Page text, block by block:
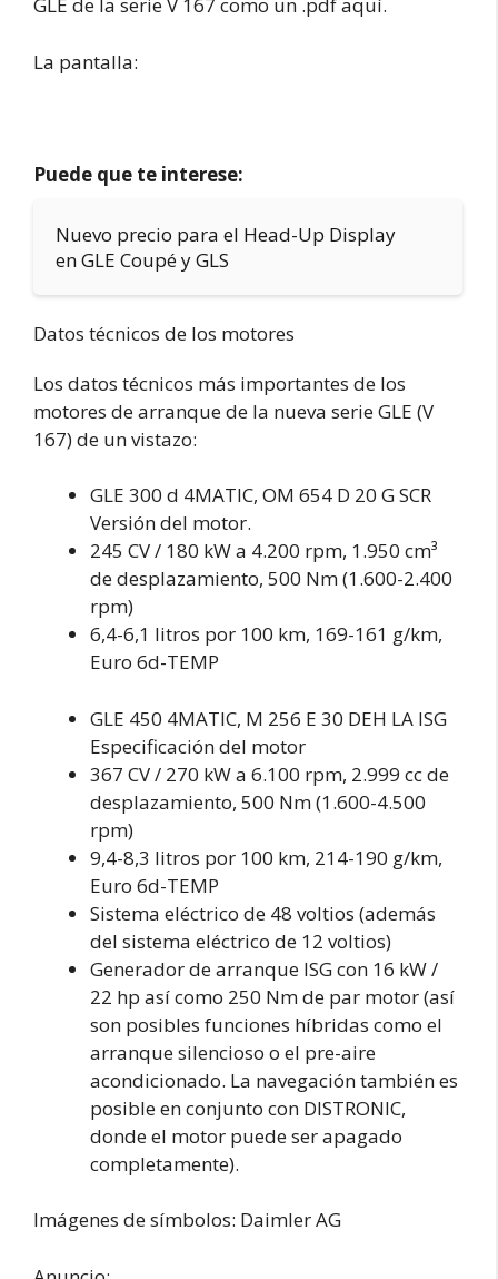
La pantalla:
Puede que te interese:
Nuevo precio para el Head-Up Display
en GLE Coupé y GLS
Datos técnicos de los motores
Los datos técnicos más importantes de los
motores de arranque de la nueva serie GLE (V
167) de un vistazo:
GLE 300 d 4MATIC, OM 654 D 20 G SCR
Versión del motor.
245 CV / 180 kW a 4.200 rpm, 1.950 cm³
de desplazamiento, 500 Nm (1.600-2.400
rpm)
6,4-6,1 litros por 100 km, 169-161 g/km,
Euro 6d-TEMP
GLE 450 4MATIC, M 256 E 30 DEH LA ISG
Especificación del motor
367 CV / 270 kW a 6.100 rpm, 2.999 cc de
desplazamiento, 500 Nm (1.600-4.500
rpm)
9,4-8,3 litros por 100 km, 214-190 g/km,
Euro 6d-TEMP
Sistema eléctrico de 48 voltios (además
del sistema eléctrico de 12 voltios)
Generador de arranque ISG con 16 kW /
22 hp así como 250 Nm de par motor (así
son posibles funciones híbridas como el
arranque silencioso o el pre-aire
acondicionado. La navegación también es
posible en conjunto con DISTRONIC,
donde el motor puede ser apagado
completamente).
Imágenes de símbolos: Daimler AG